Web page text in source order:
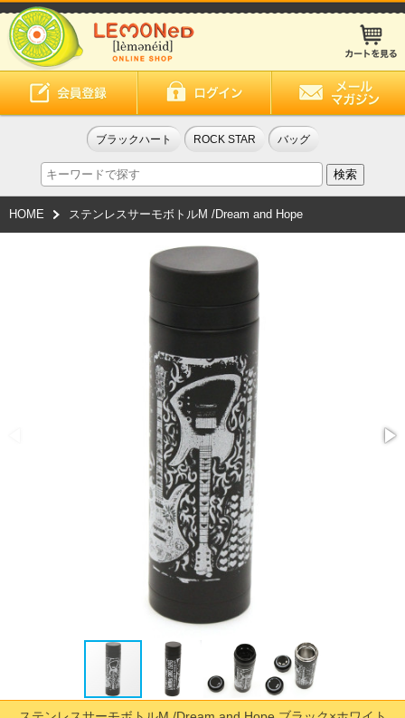
ブラックハート ROCK STAR バッグ
HOME ステンレスサーモボトルM /Dream and Hope